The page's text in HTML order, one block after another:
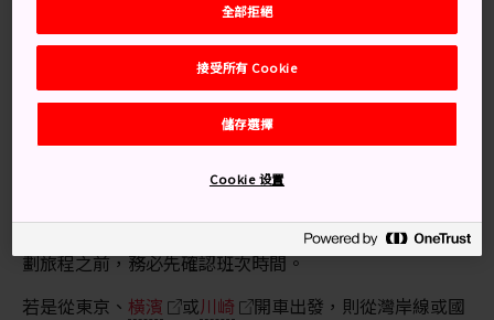
此休息區擁有獨特的停車場設施，包括餐廳、商店和觀
景台等，共有五層樓。
交通方式
或木更津）都可以前往海螢火蟲停
川崎站和木更津站皆可乘搭巴士前往這一座人工島。在規
劃旅程之前，務必先確認班次時間。
若是從東京、 橫濱 或川崎
開車出發，則從灣岸線或國
全部拒絕
接受所有 Cookie
儲存選擇
Cookie 设置